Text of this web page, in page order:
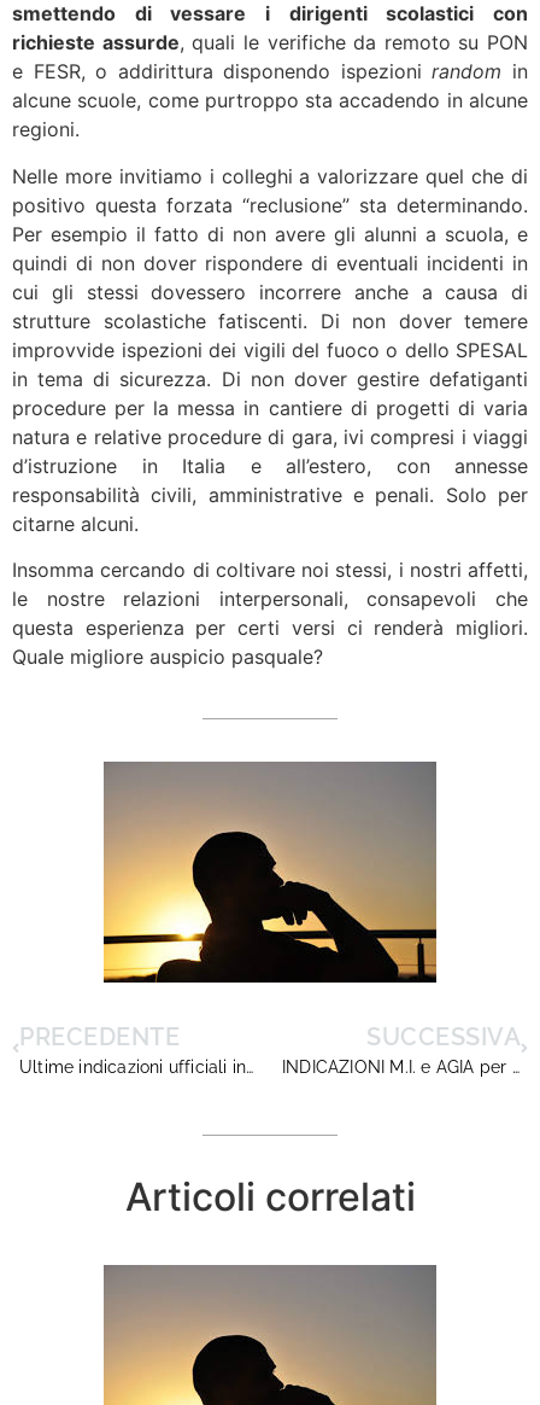
smettendo di vessare i dirigenti scolastici con
richieste assurde, quali le verifiche da remoto su PON
e FESR, o addirittura disponendo ispezionirandom in
alcune scuole, come purtroppo sta accadendo in alcune
regioni.
Nelle more invitiamo i colleghi a valorizzare quel che di
positivo questa forzata “reclusione” sta determinando.
Per esempio il fatto di non avere gli alunni a scuola, e
quindi di non dover rispondere di eventuali incidenti in
cui gli stessi dovessero incorrere anche a causa di
strutture scolastiche fatiscenti. Di non dover temere
improvvide ispezioni dei vigili del fuoco o dello SPESAL
in tema di sicurezza. Di non dover gestire defatiganti
procedure per la messa in cantiere di progetti di varia
natura e relative procedure di gara, ivi compresi i viaggi
d’istruzione in Italia e all’estero, con annesse
responsabilità civili, amministrative e penali. Solo per
citarne alcuni.
Insomma cercando di coltivare noi stessi, i nostri affetti,
le nostre relazioni interpersonali, consapevoli che
questa esperienza per certi versi ci renderà migliori.
Quale migliore auspicio pasquale?
PRECEDENTE
Ultime indicazioni ufficiali in tempo di Covid19
SUCCESSIVA
INDICAZIONI M.I. e AGIA per la DaD
Articoli correlati